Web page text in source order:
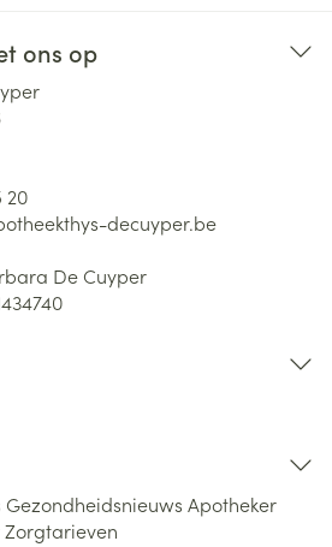
ons op
20
decuyper.be
De Cuyper
Gezondheidsnieuws Apotheker
Zorgtarieven